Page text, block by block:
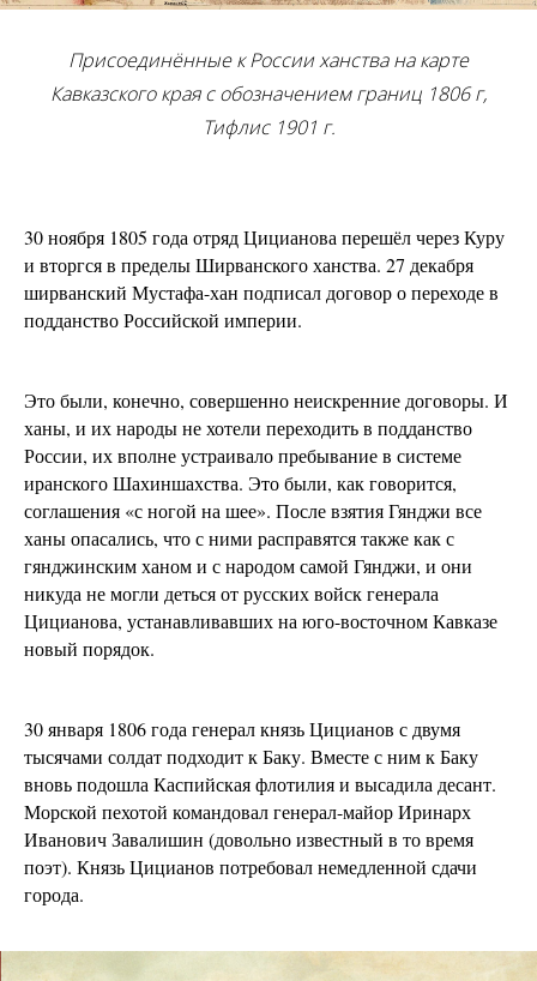
Присоединённые к России ханства на карте
Кавказского края с обозначением границ 1806 г,
Тифлис 1901 г.
30 ноября 1805 года отряд Цицианова перешёл через Куру
и вторгся в пределы Ширванского ханства. 27 декабря
ширванский Мустафа-хан подписал договор о переходе в
подданство Российской империи.
Это были, конечно, совершенно неискренние договоры. И
ханы, и их народы не хотели переходить в подданство
России, их вполне устраивало пребывание в системе
иранского Шахиншахства. Это были, как говорится,
соглашения «с ногой на шее». После взятия Гянджи все
ханы опасались, что с ними расправятся также как с
гянджинским ханом и с народом самой Гянджи, и они
никуда не могли деться от русских войск генерала
Цицианова, устанавливавших на юго-восточном Кавказе
новый порядок.
30 января 1806 года генерал князь Цицианов с двумя
тысячами солдат подходит к Баку. Вместе с ним к Баку
вновь подошла Каспийская флотилия и высадила десант.
Морской пехотой командовал генерал-майор Иринарх
Иванович Завалишин (довольно известный в то время
поэт). Князь Цицианов потребовал немедленной сдачи
города.